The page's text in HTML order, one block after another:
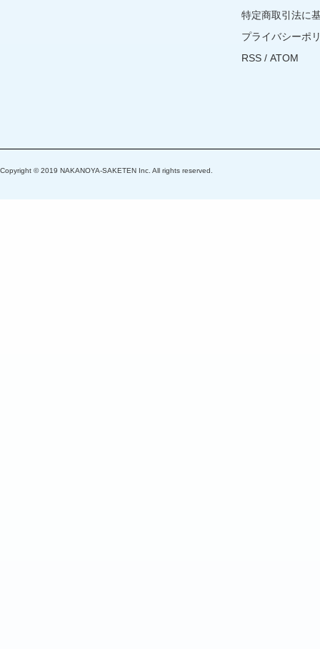
特定商取引法に
プライバシーポ
RSS / ATOM
Copyright © 2019 NAKANOYA-SAKETEN Inc. All rights reserved.